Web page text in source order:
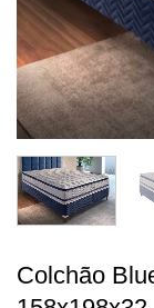
Colchão